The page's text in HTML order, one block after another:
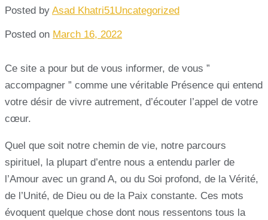
Posted by Asad Khatri51Uncategorized
Posted on March 16, 2022
Ce site a pour but de vous informer, de vous ”
accompagner ” comme une véritable Présence qui entend
votre désir de vivre autrement, d’écouter l’appel de votre
cœur.
Quel que soit notre chemin de vie, notre parcours
spirituel, la plupart d’entre nous a entendu parler de
l’Amour avec un grand A, ou du Soi profond, de la Vérité,
de l’Unité, de Dieu ou de la Paix constante. Ces mots
évoquent quelque chose dont nous ressentons tous la